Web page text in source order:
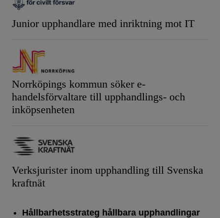
Junior upphandlare med inriktning mot IT
Norrköpings kommun söker e-
handelsförvaltare till upphandlings- och
inköpsenheten
Verksjurister inom upphandling till Svenska
kraftnät
Hållbarhetsstrateg hållbara upphandlingar